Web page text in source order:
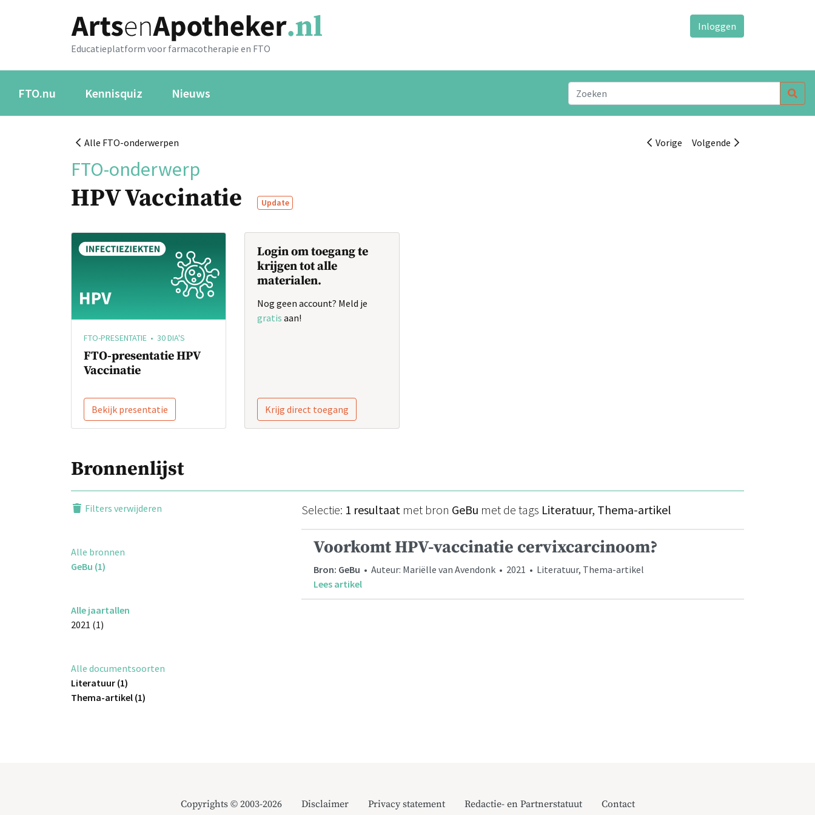
Educatieplatform voor farmacotherapie en FTO
Inloggen
FTO.nu Kennisquiz Nieuws
Alle FTO-onderwerpen Vorige Volgende
FTO-onderwerp
HPV Vaccinatie Update
FTO-PRESENTATIE • 30 DIA'S
FTO-presentatie HPV
Vaccinatie
Bekijk presentatie
Login om toegang te
krijgen tot alle
materialen.
Nog geen account? Meld je
gratis aan!
Krijg direct toegang
Bronnenlijst
Filters verwijderen
Alle bronnen
GeBu (1)
Alle jaartallen
2021 (1)
Alle documentsoorten
Literatuur (1)
Thema-artikel (1)
Selectie: 1 resultaat met bron GeBu met de tags Literatuur, Thema-artikel
Voorkomt HPV-vaccinatie cervixcarcinoom?
Bron: GeBu • Auteur: Mariëlle van Avendonk • 2021 • Literatuur, Thema-artikel
Lees artikel
Copyrights © 2003-2026 Disclaimer Privacy statement Redactie- en Partnerstatuut Contact